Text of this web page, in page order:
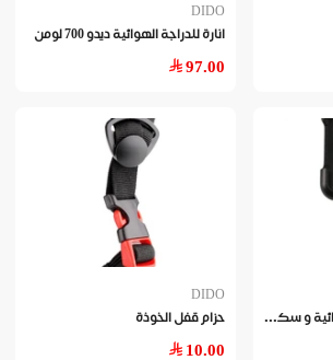
DIDO
انارة للدراجة الهوائية ديدو 700 لومن
97.00
حام
ل جوال للدراجة الهوائية و سكوتر كهربائي
DIDO
حزام قفل الخوذة
10.00